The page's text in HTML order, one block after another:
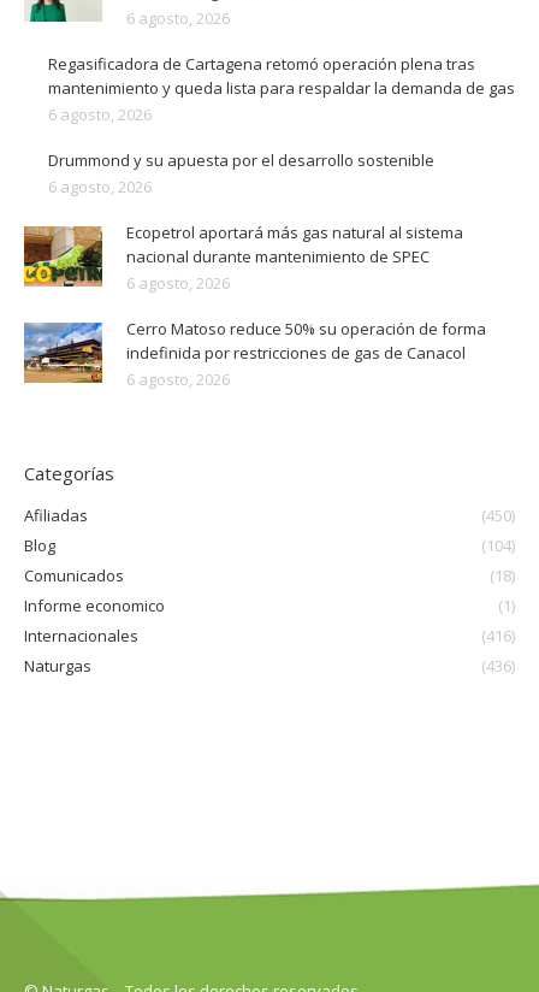
6 agosto, 2026
Regasificadora de Cartagena retomó operación plena tras
mantenimiento y queda lista para respaldar la demanda de gas
6 agosto, 2026
Drummond y su apuesta por el desarrollo sostenible
6 agosto, 2026
Ecopetrol aportará más gas natural al sistema
nacional durante mantenimiento de SPEC
6 agosto, 2026
Cerro Matoso reduce 50% su operación de forma
indefinida por restricciones de gas de Canacol
6 agosto, 2026
Categorías
Afiliadas
(450)
Blog
(104)
Comunicados
(18)
Informe economico
(1)
Internacionales
(416)
Naturgas
(436)